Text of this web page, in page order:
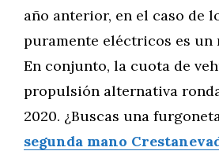
año anterior, en el caso de
puramente eléctricos es un
En conjunto, la cuota de
propulsión alternativa
2020. ¿Buscas una
segunda mano